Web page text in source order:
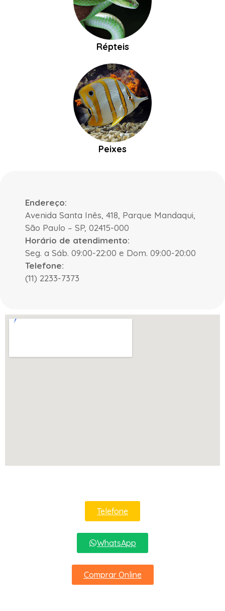
Répteis
Peixes
Endereço:
Avenida Santa Inês, 418, Parque Mandaqui,
São Paulo – SP, 02415-000
Horário de atendimento:
Seg. a Sáb. 09:00-22:00 e Dom. 09:00-20:00
Telefone:
(11) 2233-7373
Telefone
WhatsApp
Comprar Online